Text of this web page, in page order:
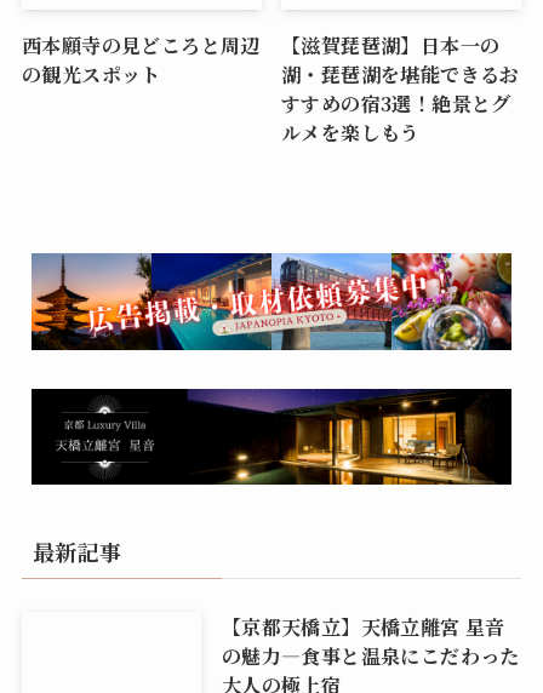
西本願寺の見どころと周辺
の観光スポット
【滋賀琵琶湖】日本一の
湖・琵琶湖を堪能できるお
すすめの宿3選！絶景とグ
ルメを楽しもう
最新記事
【京都天橋立】天橋立離宮 星音
の魅力―食事と温泉にこだわった
大人の極上宿